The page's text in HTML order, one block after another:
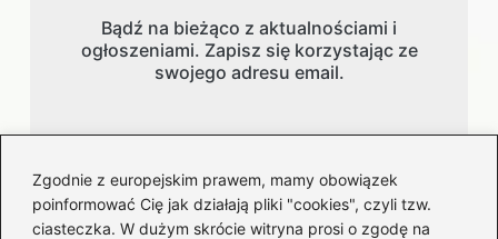
Zgodnie z europejskim prawem, mamy obowiązek
poinformować Cię jak działają pliki "cookies", czyli tzw.
ciasteczka. W dużym skrócie witryna prosi o zgodę na
Bądź na bieżąco z aktualnościami i
ogłoszeniami. Zapisz się korzystając ze
swojego adresu email.
Adres email